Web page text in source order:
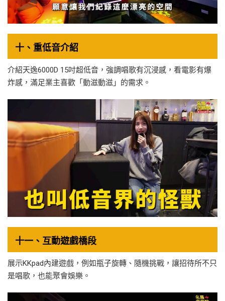
十、重低音介紹
介紹天逸6000D 15吋超低音，強調唱歌有沉浸感，看電影有爆
炸感，滿足業主喜歡「動滋動滋」的需求。
十一、互動遊戲橋段
展示KKpad內建遊戲，例如瓶子旋轉、隨機挑戰，讓招待所不只
是唱歌，也能聚會娛樂。